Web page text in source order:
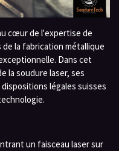
cœur de l'expertise de
la fabrication métallique
Dans cet
la soudure laser, ses
légales suisses
un faisceau laser sur